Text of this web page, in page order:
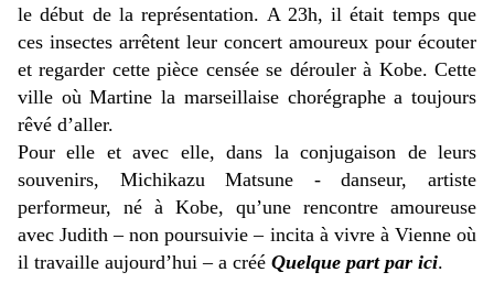
le début de la représentation. A 23h, il était temps que
ces insectes arrêtent leur concert amoureux pour écouter
et regarder cette pièce censée se dérouler à Kobe. Cette
ville où Martine la marseillaise chorégraphe a toujours
rêvé d’aller.
Pour elle et avec elle, dans la conjugaison de leurs
souvenirs, Michikazu Matsune - danseur, artiste
performeur, né à Kobe, qu’une rencontre amoureuse
avec Judith – non poursuivie – incita à vivre à Vienne où
il travaille aujourd’hui – a créé Quelque part par ici.